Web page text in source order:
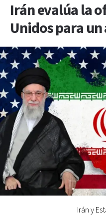
Irán evalúa la
Unidos para
Irán y